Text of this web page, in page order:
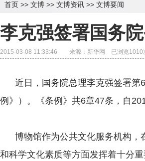
首页 >> 文博 >> 文博资讯 >> 文博要闻
李克强签署国务
2015-03-08 11:33:46 来源：新华网 已浏览1010
近日，国务院总理李克强签署第
例》）。《条例》共6章47条，自
博物馆作为公共文化服务机构，
和科学文化素质等方面发挥着十分